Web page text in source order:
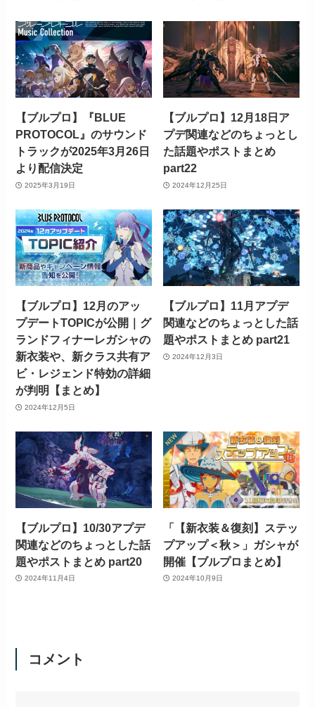
【ブルプロ】『BLUE
PROTOCOL』のサウンド
トラックが2025年3月26日
より配信決定
2025年3月19日
【ブルプロ】12月18日ア
プデ関連などのちょっとし
た話題やポストまとめ
part22
2024年12月25日
【ブルプロ】12月のアッ
プデートTOPICが公開｜グ
ランドフィナーレガシャの
新衣装や、新クラス共有ア
ビ・レジェンド特効の詳細
が判明【まとめ】
2024年12月5日
【ブルプロ】11月アプデ
関連などのちょっとした話
題やポストまとめ part21
2024年12月3日
【ブルプロ】10/30アプデ
関連などのちょっとした話
題やポストまとめ part20
2024年11月4日
「【新衣装＆復刻】ステッ
プアップ＜秋＞」ガシャが
開催【ブルプロまとめ】
2024年10月9日
コメント